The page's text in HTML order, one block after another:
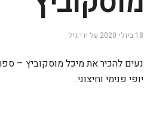
18 ביולי 2020 על ידיגיל
נעים להכיר את מיכל מוסקוביץ –
יופי פנימי וחיצוני.